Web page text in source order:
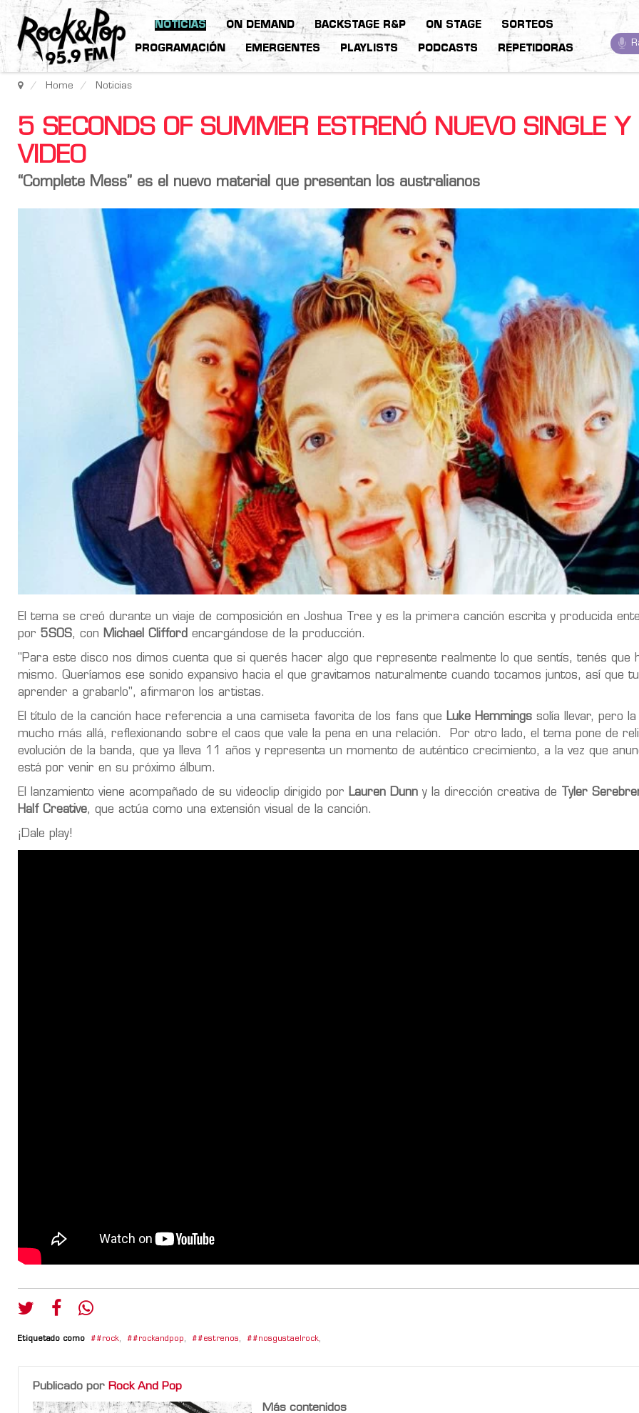
NOTICIAS ON DEMAND BACKSTAGE R&P ON STAGE SORTEOS
PROGRAMACIÓN EMERGENTES PLAYLISTS PODCASTS REPETIDORAS
Home Noticias
5 SECONDS OF SUMMER ESTRENÓ NUEVO SINGLE Y
VIDEO
“Complete Mess” es el nuevo material que presentan los australianos
El tema se creó durante un viaje de composición en Joshua Tree y es la primera canción escrita y producida
por 5SOS, con Michael Clifford encargándose de la producción.
"Para este disco nos dimos cuenta que si querés hacer algo que represente realmente lo que sentís, tenés que
mismo. Queríamos ese sonido expansivo hacia el que gravitamos naturalmente cuando tocamos juntos, así que
aprender a grabarlo", afirmaron los artistas.
El título de la canción hace referencia a una camiseta favorita de los fans que Luke Hemmings solía llevar, pero
mucho más allá, reflexionando sobre el caos que vale la pena en una relación. Por otro lado, el tema pone de
evolución de la banda, que ya lleva 11 años y representa un momento de auténtico crecimiento, a la vez que
está por venir en su próximo álbum.
El lanzamiento viene acompañado de su videoclip dirigido por Lauren Dunn y la dirección creativa de Tyler
Half Creative, que actúa como una extensión visual de la canción.
¡Dale play!
Etiquetado como #rock, #rockandpop, #estrenos, #nosgustaelrock,
Publicado por Rock And Pop
Más contenidos